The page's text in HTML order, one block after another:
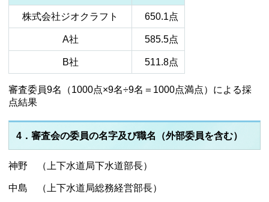
株式会社ジオクラフト 650.1点
A社 585.5点
B社 511.8点
審査委員9名（1000点×9名÷9名＝1000点満点）による採
点結果
4．審査会の委員の名字及び職名（外部委員を含む）
神野 （上下水道局下水道部長）
中島 （上下水道局総務経営部長）